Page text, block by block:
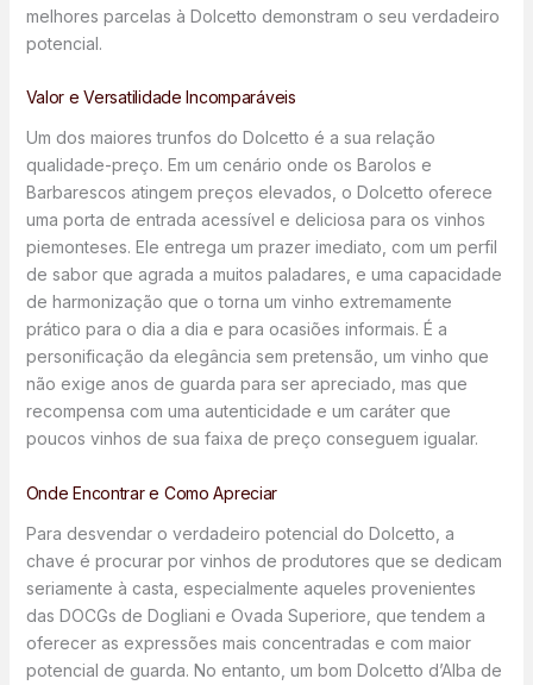
melhores parcelas à Dolcetto demonstram o seu verdadeiro
potencial.
Valor e Versatilidade Incomparáveis
Um dos maiores trunfos do Dolcetto é a sua relação
qualidade-preço. Em um cenário onde os Barolos e
Barbarescos atingem preços elevados, o Dolcetto oferece
uma porta de entrada acessível e deliciosa para os vinhos
piemonteses. Ele entrega um prazer imediato, com um perfil
de sabor que agrada a muitos paladares, e uma capacidade
de harmonização que o torna um vinho extremamente
prático para o dia a dia e para ocasiões informais. É a
personificação da elegância sem pretensão, um vinho que
não exige anos de guarda para ser apreciado, mas que
recompensa com uma autenticidade e um caráter que
poucos vinhos de sua faixa de preço conseguem igualar.
Onde Encontrar e Como Apreciar
Para desvendar o verdadeiro potencial do Dolcetto, a
chave é procurar por vinhos de produtores que se dedicam
seriamente à casta, especialmente aqueles provenientes
das DOCGs de Dogliani e Ovada Superiore, que tendem a
oferecer as expressões mais concentradas e com maior
potencial de guarda. No entanto, um bom Dolcetto d’Alba de